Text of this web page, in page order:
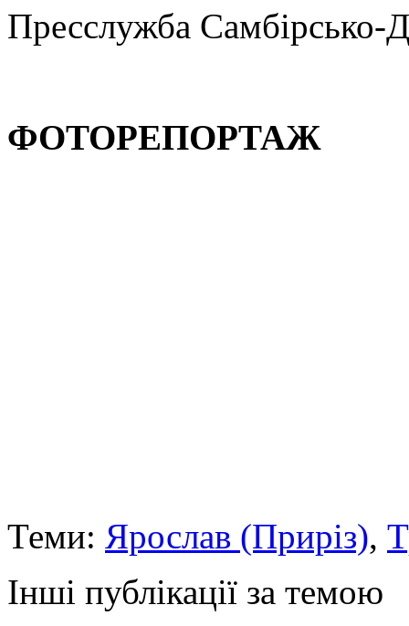
Пресслужба Самбірсько-
ФОТОРЕПОРТАЖ
Теми: Ярослав (Приріз),
Інші публікації за темою